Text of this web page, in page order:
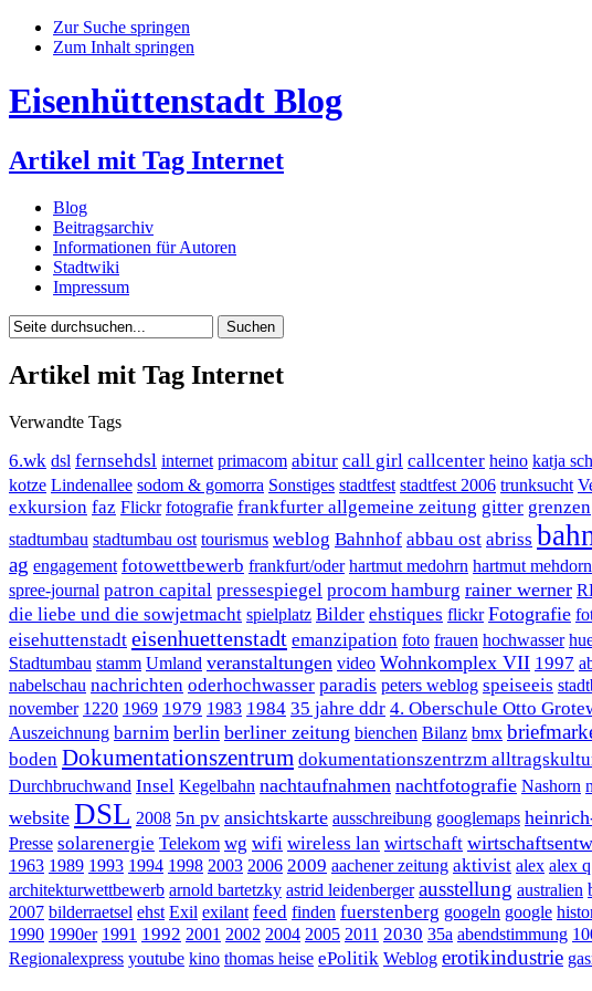
Zur Suche springen
Zum Inhalt springen
Eisenhüttenstadt Blog
Artikel mit Tag Internet
Blog
Beitragsarchiv
Informationen für Autoren
Stadtwiki
Impressum
Artikel mit Tag Internet
Verwandte Tags
6.wk dsl fernsehdsl internet primacom abitur call girl callcenter heino katja
kotze Lindenallee sodom & gomorra Sonstiges stadtfest stadtfest 2006 trunksucht
exkursion faz Flickr fotografie frankfurter allgemeine zeitung gitter grenzen
stadtumbau stadtumbau ost tourismus weblog Bahnhof abbau ost abriss
ag engagement fotowettbewerb frankfurt/oder hartmut medohrn hartmut mehdorn
spree-journal patron capital pressespiegel procom hamburg rainer werner
die liebe und die sowjetmacht spielplatz Bilder ehstiques flickr Fotografie
eisehuttenstadt eisenhuettenstadt emanzipation foto frauen hochwasser
Stadtumbau stamm Umland veranstaltungen video Wohnkomplex VII 1997
nabelschau nachrichten oderhochwasser paradis peters weblog speiseeis
november 1220 1969 1979 1983 1984 35 jahre ddr 4. Oberschule Otto
Auszeichnung barnim berlin berliner zeitung bienchen Bilanz bmx
boden Dokumentationszentrum dokumentationszentrzm
Durchbruchwand Insel Kegelbahn nachtaufnahmen nachtfotografie Nashorn
website DSL 2008 5n pv ansichtskarte ausschreibung googlemaps
Presse solarenergie Telekom wg wifi wireless lan wirtschaft
1963 1989 1993 1994 1998 2003 2006 2009 aachener zeitung aktivist alex alex q
architekturwettbewerb arnold bartetzky astrid leidenberger ausstellung australien
2007 bilderraetsel ehst Exil exilant feed finden fuerstenberg googeln google
1990 1990er 1991 1992 2001 2002 2004 2005 2011 2030 35a abendstimmung
Regionalexpress youtube kino thomas heise ePolitik Weblog erotikindustrie